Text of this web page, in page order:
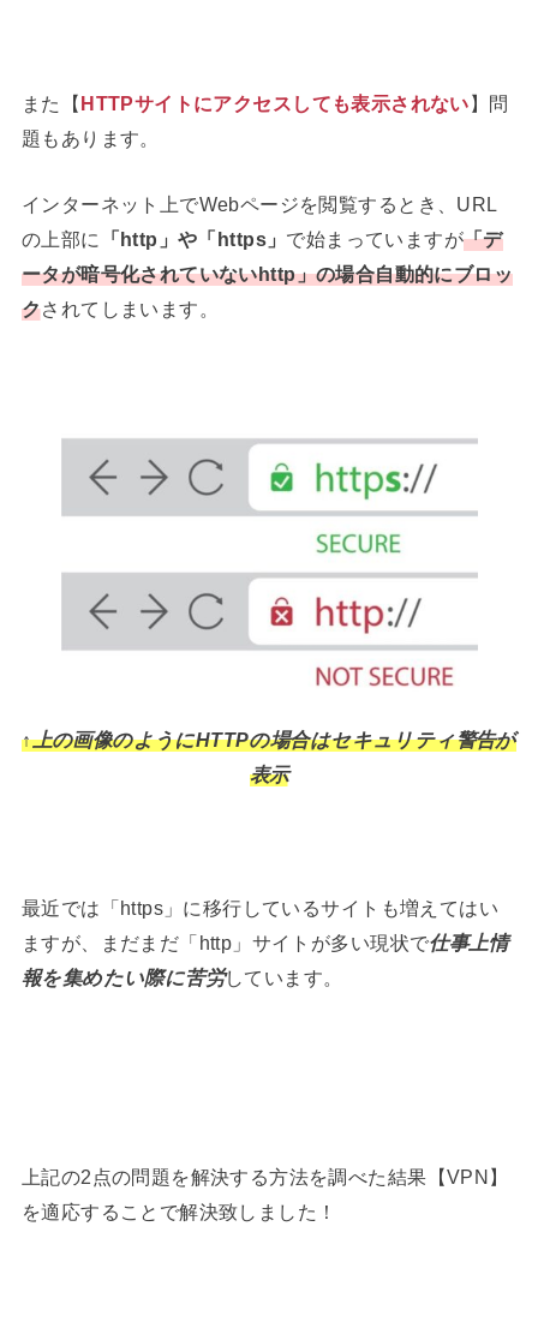
また【HTTPサイトにアクセスしても表示されない】問
題もあります。
インターネット上でWebページを閲覧するとき、URL
の上部に
「http」や「https」 で始まっていますが「デ
ータが暗号化されていないhttp」の場合自動的にブロッ
クされてしまいます。
↑上の画像のようにHTTPの場合はセキュリティ警告が
表示
最近では「https」に移行しているサイトも増えてはい
ますが、まだまだ「http」サイトが多い現状で仕事上情
報を集めたい際に苦労しています。
上記の2点の問題を解決する方法を調べた結果【VPN】
を適応することで解決致しました！